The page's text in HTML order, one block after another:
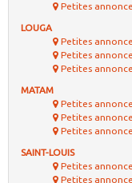
Petites
LOUGA
Petites
Petites
Petites
MATAM
Petites
Petites
Petites
SAINT-LOUIS
Petites
Petites